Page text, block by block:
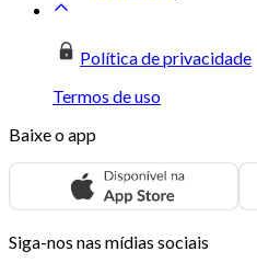
Política de privacidade
Termos de uso
Baixe o app
Siga-nos nas mídias sociais